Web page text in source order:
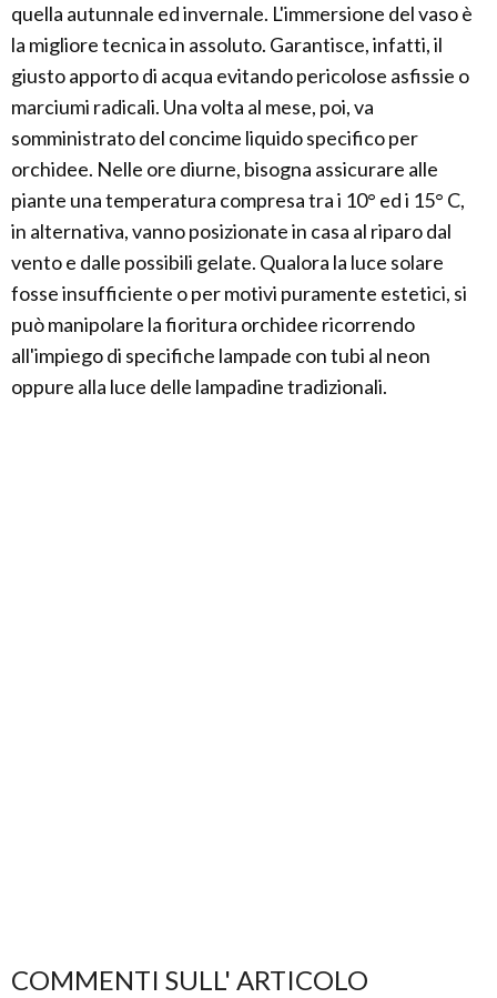
quella autunnale ed invernale. L'immersione del vaso è
la migliore tecnica in assoluto. Garantisce, infatti, il
giusto apporto di acqua evitando pericolose asfissie o
marciumi radicali. Una volta al mese, poi, va
somministrato del concime liquido specifico per
orchidee. Nelle ore diurne, bisogna assicurare alle
piante una temperatura compresa tra i 10° ed i 15° C,
in alternativa, vanno posizionate in casa al riparo dal
vento e dalle possibili gelate. Qualora la luce solare
fosse insufficiente o per motivi puramente estetici, si
può manipolare la fioritura orchidee ricorrendo
all'impiego di specifiche lampade con tubi al neon
oppure alla luce delle lampadine tradizionali.
COMMENTI SULL' ARTICOLO